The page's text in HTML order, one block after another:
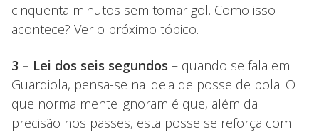
cinquenta minutos sem tomar gol. Como isso
acontece? Ver o próximo tópico.
3 – Lei dos seis segundos – quando se fala em
Guardiola, pensa-se na ideia de posse de bola. O
que normalmente ignoram é que, além da
precisão nos passes, esta posse se reforça com